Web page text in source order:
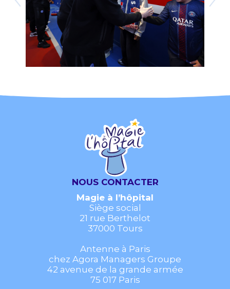
NOUS CONTACTER
Magie à l’hôpital
Siège social
21 rue Berthelot
37000 Tours
Antenne à Paris
chez Agora Managers Groupe
42 avenue de la grande armée
75 017 Paris